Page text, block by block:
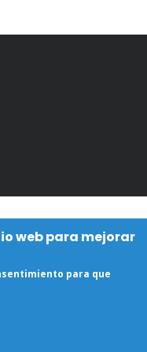
web para mejorar
para que